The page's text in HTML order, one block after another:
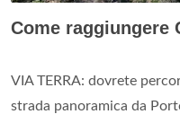
Come raggiungere
VIA TERRA: dovrete
strada panoramica da